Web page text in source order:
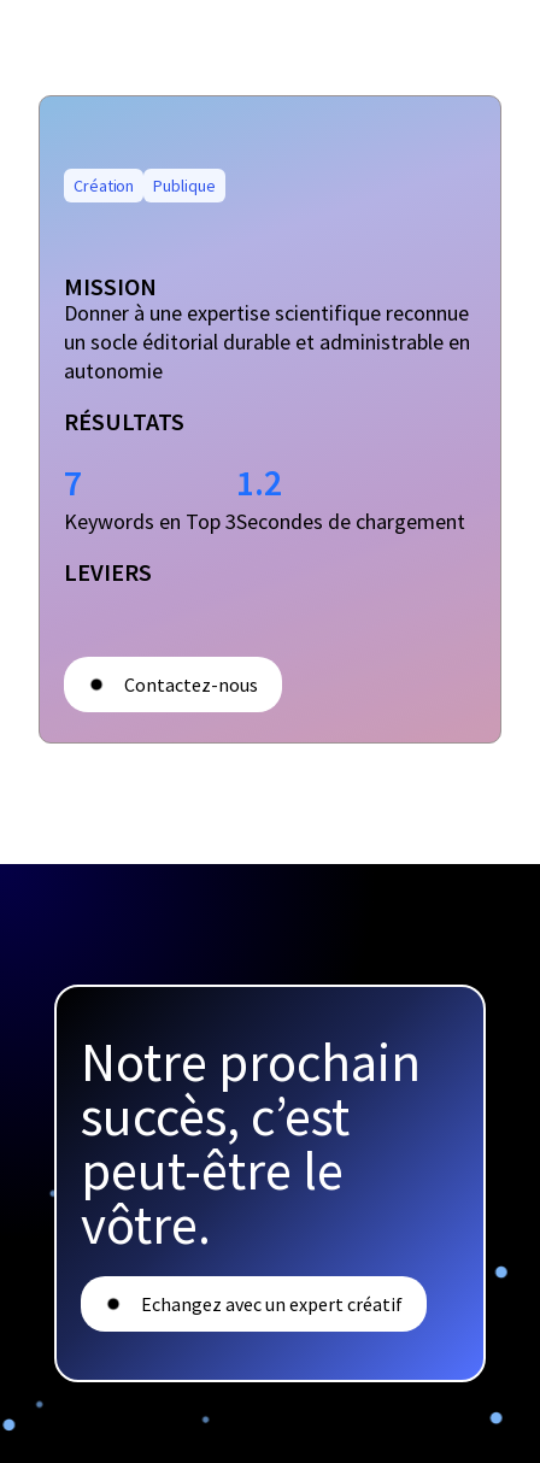
Création Publique
MISSION
Donner à une expertise scientifique reconnue
un socle éditorial durable et administrable en
autonomie
RÉSULTATS
7
Keywords en Top 3
1.2
Secondes de chargement
LEVIERS
Contactez-nous
Notre prochain
succès, c’est
peut-être le
vôtre.
Echangez avec un expert créatif